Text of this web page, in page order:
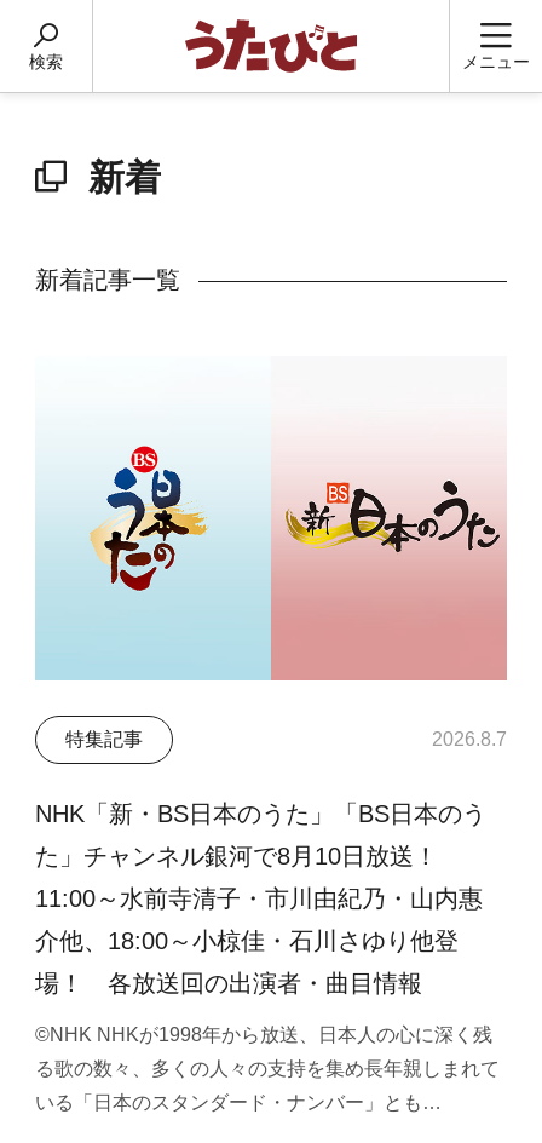
検索 メニュー
新着
新着記事一覧
特集記事 2026.8.7
NHK「新・BS日本のうた」「BS日本のう
た」チャンネル銀河で8月10日放送！
11:00～水前寺清子・市川由紀乃・山内惠
介他、18:00～小椋佳・石川さゆり他登
場！ 各放送回の出演者・曲目情報
©NHK NHKが1998年から放送、日本人の心に深く残
る歌の数々、多くの人々の支持を集め長年親しまれて
いる「日本のスタンダード・ナンバー」とも…